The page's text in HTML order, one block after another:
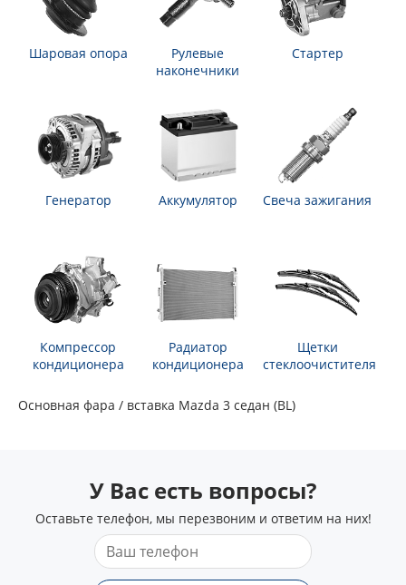
Шаровая опора
Рулевые
наконечники
Стартер
Генератор Аккумулятор Свеча зажигания
Компрессор
кондиционера
Радиатор
кондиционера
Щетки
стеклоочистителя
Основная фара / вставка Mazda 3 седан (BL)
У Вас есть вопросы?
Оставьте телефон, мы перезвоним и ответим на них!